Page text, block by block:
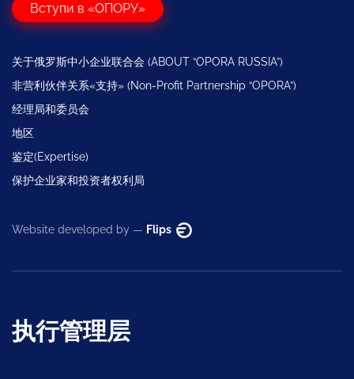
Вступи в «ОПОРУ»
关于俄罗斯中小企业联合会 (ABOUT “OPORA RUSSIA”)
非营利伙伴关系«支持» (Non-Profit Partnership “OPORA”)
经理局和委员会
地区
鉴定(Expertise)
保护企业家和投资者权利局
Website developed by — Flips
执行管理层